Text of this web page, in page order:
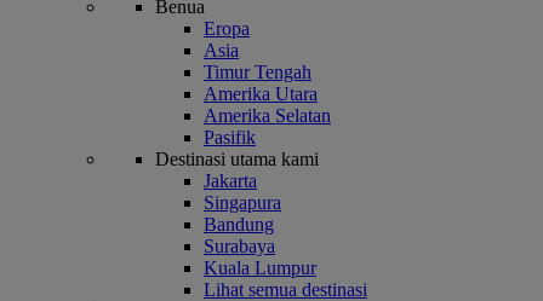
Benua
Eropa
Asia
Timur Tengah
Amerika Utara
Amerika Selatan
Pasifik
Destinasi utama kami
Jakarta
Singapura
Bandung
Surabaya
Kuala Lumpur
Lihat semua destinasi